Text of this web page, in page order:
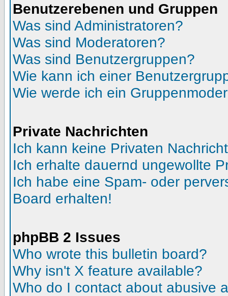
Benutzerebenen und Gruppen
Was sind Administratoren?
Was sind Moderatoren?
Was sind Benutzergruppen?
Wie kann ich einer
Wie werde ich ein
Private Nachrichten
Ich kann keine Privaten
Ich erhalte dauernd ungewollte
Ich habe eine Spam- oder
Board erhalten!
phpBB 2 Issues
Who wrote this bulletin board?
Why isn't X feature available?
Who do I contact about abusive